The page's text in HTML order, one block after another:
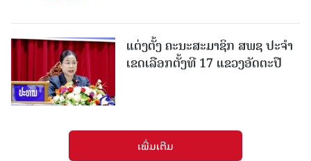
ແຕ່ງຕັ້ງ ຄະນະສະມາຊິກ ສພຊ ປະຈຳ
ເຂດເລືອກຕັ້ງທີ 17 ແຂວງອັດຕະປື
ເພີ່ມເຕີມ